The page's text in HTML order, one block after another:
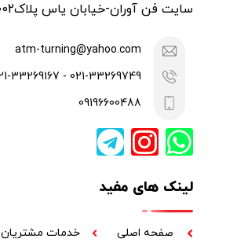
سایت فن آوران-خیابان یاس پلاک3002
atm-turning@yahoo.com
021-33269749 - 021-33269167
09196600488
لینک های مفید
صفحه اصلی
خدمات مشتریان